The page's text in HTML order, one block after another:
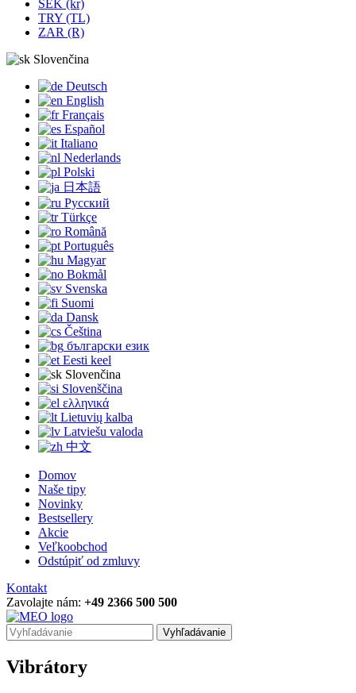
SEK (kr)
TRY (TL)
ZAR (R)
Slovenčina
Deutsch
English
Français
Español
Italiano
Nederlands
Polski
日本語
Русский
Türkçe
Română
Português
Magyar
Bokmål
Svenska
Suomi
Dansk
Čeština
български език
Eesti keel
Slovenčina
Slovenščina
ελληνικά
Lietuvių kalba
Latviešu valoda
中文
Domov
Naše tipy
Novinky
Bestsellery
Akcie
Veľkoobchod
Odstúpiť od zmluvy
Kontakt
Zavolajte nám: +49 2366 500 500
Vyhľadávanie
Vibrátory